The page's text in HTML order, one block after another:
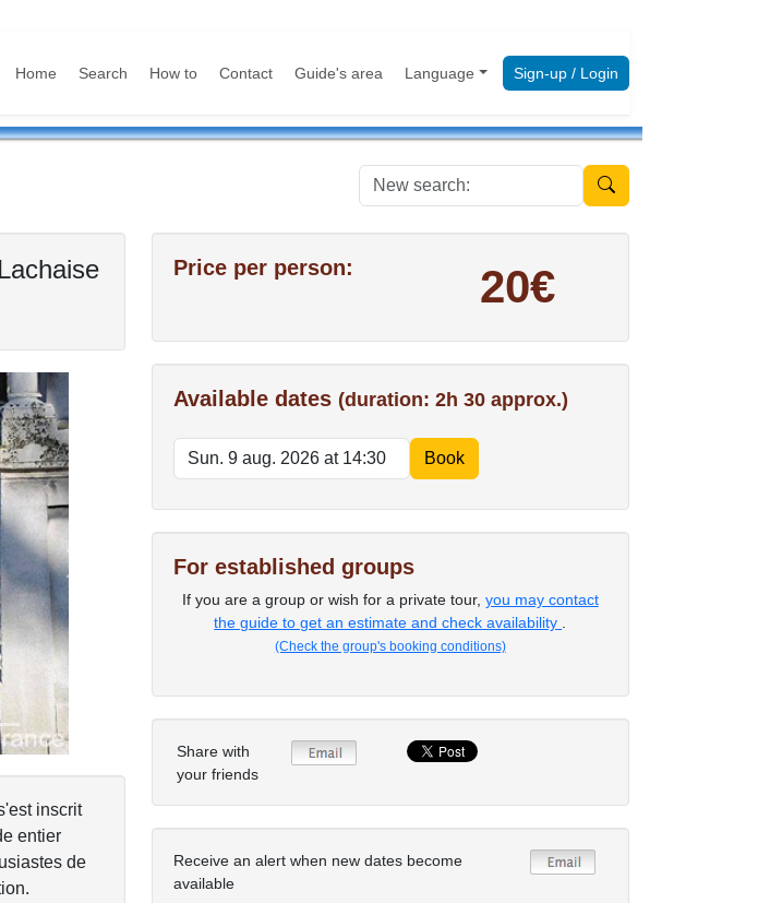
Home Search How to Contact Guide's area Language Sign-up / Login
New search:
Thierry Le Roi & Frédéric Chopin
inscrit
entier
de
Price per person: 20€
Available dates (duration: 2h 30 approx.)
For established groups
If you are a group or wish for a private tour, you may contact
the guide to get an estimate and check availability
(Check the group's booking conditions)
Share with
your friends
Receive an alert when new dates become
available